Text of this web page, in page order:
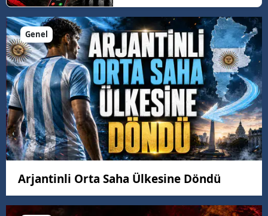
Genel
Arjantinli Orta Saha Ülkesine Döndü